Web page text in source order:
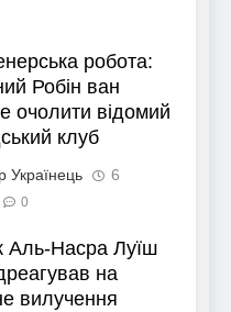
робота:
Робін ван
очолити відомий
клуб
Українець
6
0
Аль-Насра Луїш
на
вилучення